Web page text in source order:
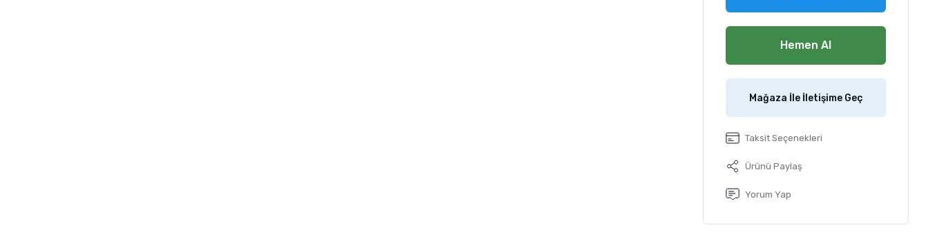
Hemen Al
Mağaza İle İletişime Geç
Taksit Seçenekleri
Ürünü Paylaş
Yorum Yap